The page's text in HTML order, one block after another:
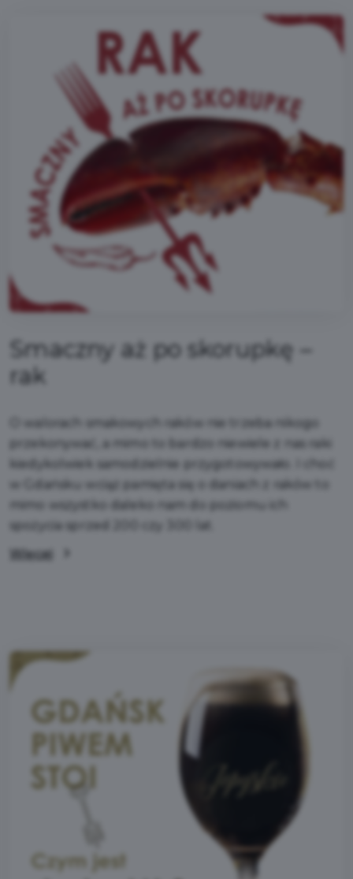
Smaczny aż po skorupkę –
rak
O walorach smakowych raków nie trzeba nikogo
przekonywać, a mimo to bardzo niewiele z nas raki
kiedykolwiek samodzielnie przygotowywało. I choć
w Gdańsku wciąż pamięta się o daniach z raków to
mimo wszystko daleko nam do poziomu ich
spożycia sprzed 200 czy 300 lat.
Więcej